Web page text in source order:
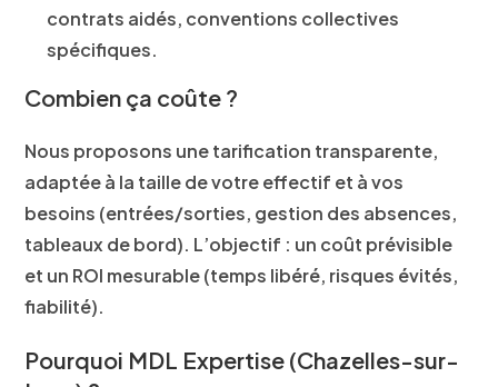
contrats aidés, conventions collectives
spécifiques.
Combien ça coûte ?
Nous proposons une tarification transparente,
adaptée à la taille de votre effectif et à vos
besoins (entrées/sorties, gestion des absences,
tableaux de bord). L’objectif : un coût prévisible
et un ROI mesurable (temps libéré, risques évités,
fiabilité).
Pourquoi MDL Expertise (Chazelles-sur-